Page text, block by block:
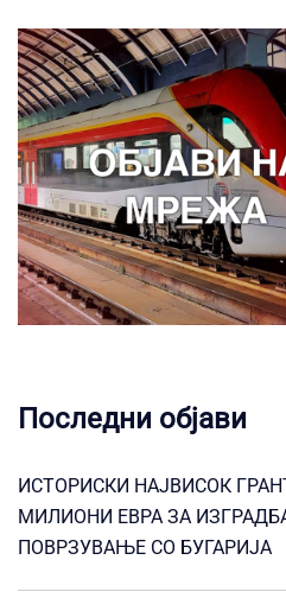
Последни објави
ИСТОРИСКИ НАЈВИСОК
МИЛИОНИ ЕВРА ЗА
ПОВРЗУВАЊЕ СО БУГАРИЈА